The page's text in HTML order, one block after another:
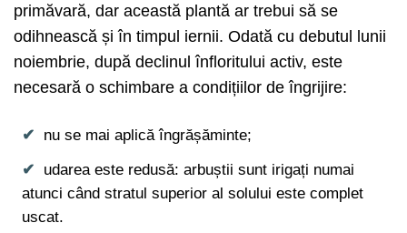
primăvară, dar această plantă ar trebui să se
odihnească și în timpul iernii. Odată cu debutul lunii
noiembrie, după declinul înfloritului activ, este
necesară o schimbare a condițiilor de îngrijire:
nu se mai aplică îngrășăminte;
udarea este redusă: arbuștii sunt irigați numai
atunci când stratul superior al solului este complet
uscat.